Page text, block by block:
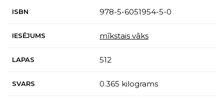
ISBN 978-5-6051954-5-0
IESĒJUMS mīkstais vāks
LAPAS 512
SVARS 0.365 kilograms